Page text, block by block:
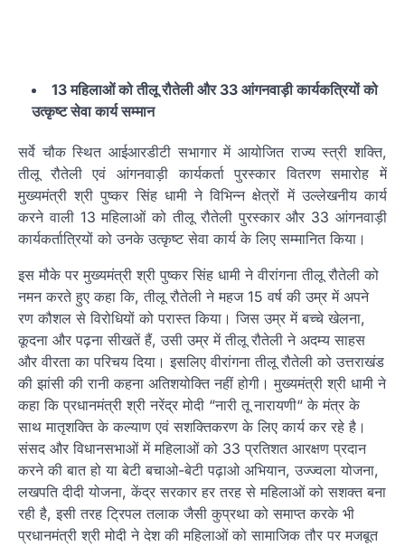
13 महिलाओं को तीलू रौतेली और 33 आंगनवाड़ी कार्यकत्रियों को
उत्कृष्ट सेवा कार्य सम्मान
सर्वे चौक स्थित आईआरडीटी सभागार में आयोजित राज्य स्त्री शक्ति,
तीलू रौतेली एवं आंगनवाड़ी कार्यकर्ता पुरस्कार वितरण समारोह में
मुख्यमंत्री श्री पुष्कर सिंह धामी ने विभिन्न क्षेत्रों में उल्लेखनीय कार्य
करने वाली 13 महिलाओं को तीलू रौतेली पुरस्कार और 33 आंगनवाड़ी
कार्यकर्तात्रियों को उनके उत्कृष्ट सेवा कार्य के लिए सम्मानित किया।
इस मौके पर मुख्यमंत्री श्री पुष्कर सिंह धामी ने वीरांगना तीलू रौतेली को
नमन करते हुए कहा कि, तीलू रौतेली ने महज 15 वर्ष की उम्र में अपने
रण कौशल से विरोधियों को परास्त किया। जिस उम्र में बच्चे खेलना,
कूदना और पढ़ना सीखतें हैं, उसी उम्र में तीलू रौतेली ने अदम्य साहस
और वीरता का परिचय दिया। इसलिए वीरांगना तीलू रौतेली को उत्तराखंड
की झांसी की रानी कहना अतिशयोक्ति नहीं होगी। मुख्यमंत्री श्री धामी ने
कहा कि प्रधानमंत्री श्री नरेंद्र मोदी “नारी तू नारायणी“ के मंत्र के
साथ मातृशक्ति के कल्याण एवं सशक्तिकरण के लिए कार्य कर रहे है।
संसद और विधानसभाओं में महिलाओं को 33 प्रतिशत आरक्षण प्रदान
करने की बात हो या बेटी बचाओ-बेटी पढ़ाओ अभियान, उज्ज्वला योजना,
लखपति दीदी योजना, केंद्र सरकार हर तरह से महिलाओं को सशक्त बना
रही है, इसी तरह ट्रिपल तलाक जैसी कुप्रथा को समाप्त करके भी
प्रधानमंत्री श्री मोदी ने देश की महिलाओं को सामाजिक तौर पर मजबूत